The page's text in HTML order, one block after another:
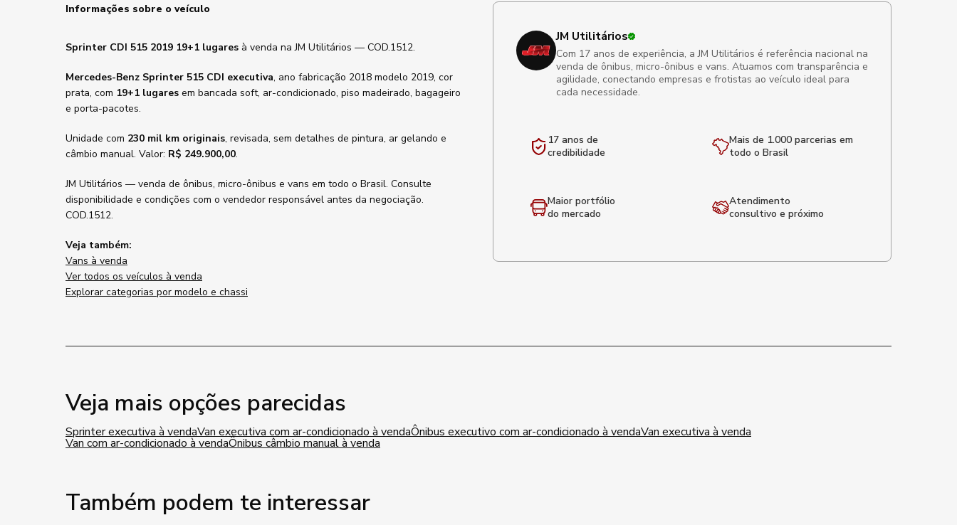
Informações sobre o veículo
Sprinter CDI 515 2019 19+1 lugares à venda na JM Utilitários — COD.1512.
Mercedes-Benz Sprinter 515 CDI executiva, ano fabricação 2018 modelo 2019, cor
prata, com 19+1 lugares em bancada soft, ar-condicionado, piso madeirado, bagageiro
e porta-pacotes.
Unidade com 230 mil km originais, revisada, sem detalhes de pintura, ar gelando e
câmbio manual. Valor: R$ 249.900,00.
JM Utilitários — venda de ônibus, micro-ônibus e vans em todo o Brasil. Consulte
disponibilidade e condições com o vendedor responsável antes da negociação.
COD.1512.
Veja também:
Vans à venda
Ver todos os veículos à venda
Explorar categorias por modelo e chassi
JM Utilitários
Com 17 anos de experiência, a JM Utilitários é referência nacional na
venda de ônibus, micro-ônibus e vans. Atuamos com transparência e
agilidade, conectando empresas e frotistas ao veículo ideal para
cada necessidade.
17 anos de
credibilidade
Mais de 1.000 parcerias em
todo o Brasil
Maior portfólio
do mercado
Atendimento
consultivo e próximo
Veja mais opções parecidas
Sprinter executiva à vendaVan executiva com ar-condicionado à vendaÔnibus executivo com ar-condicionado à vendaVan executiva à venda
Van com ar-condicionado à vendaÔnibus câmbio manual à venda
Também podem te interessar